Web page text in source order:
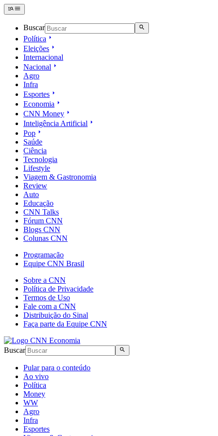
Buscar
Política
Eleições
Internacional
Nacional
Agro
Infra
Esportes
Economia
CNN Money
Inteligência Artificial
Pop
Saúde
Ciência
Tecnologia
Lifestyle
Viagem & Gastronomia
Review
Auto
Educação
CNN Talks
Fórum CNN
Blogs CNN
Colunas CNN
Programação
Equipe CNN Brasil
Sobre a CNN
Política de Privacidade
Termos de Uso
Fale com a CNN
Distribuição do Sinal
Faça parte da Equipe CNN
Buscar
Pular para o conteúdo
Ao vivo
Política
Money
WW
Agro
Infra
Esportes